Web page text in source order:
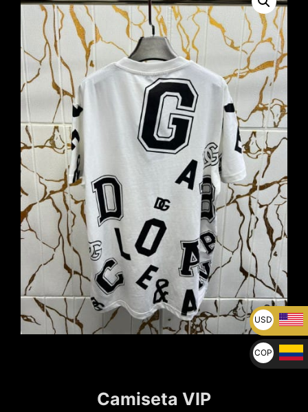
Camiseta VIP
USD
U$
COP
$